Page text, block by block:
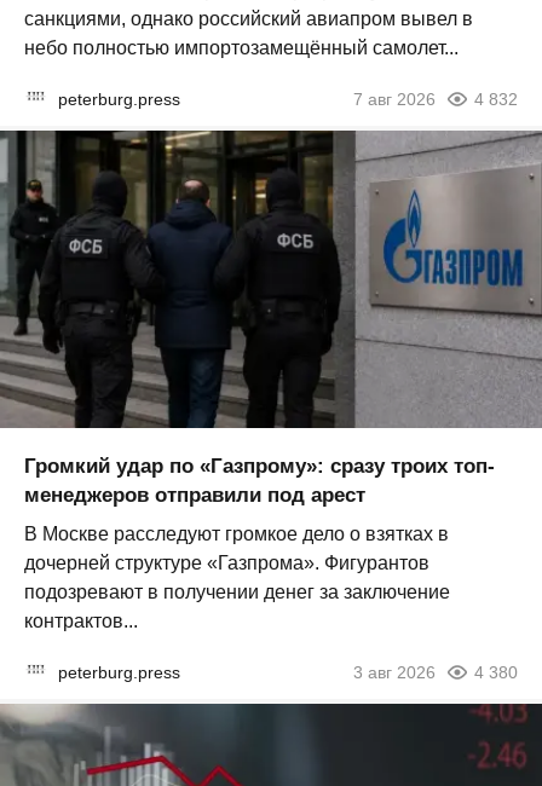
санкциями, однако российский авиапром вывел в
небо полностью импортозамещённый самолет...
peterburg.press 7 авг 2026 4 832
Громкий удар по «Газпрому»: сразу троих топ-
менеджеров отправили под арест
В Москве расследуют громкое дело о взятках в
дочерней структуре «Газпрома». Фигурантов
подозревают в получении денег за заключение
контрактов...
peterburg.press 3 авг 2026 4 380